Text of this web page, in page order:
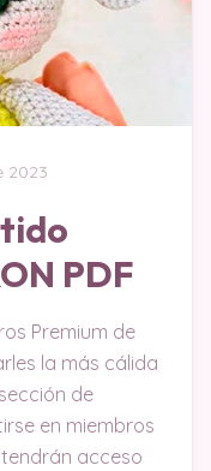
2023
PDF
Premium de
la más cálida
de
en miembros
acceso